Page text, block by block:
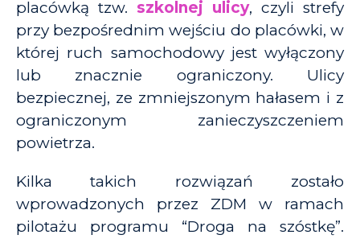
placówką tzw. szkolnej ulicy, czyli strefy
przy bezpośrednim wejściu do placówki, w
której ruch samochodowy jest wyłączony
lub znacznie ograniczony. Ulicy
bezpiecznej, ze zmniejszonym hałasem i z
ograniczonym zanieczyszczeniem
powietrza.
Kilka takich rozwiązań zostało
wprowadzonych przez ZDM w ramach
pilotażu programu “Droga na szóstkę”.